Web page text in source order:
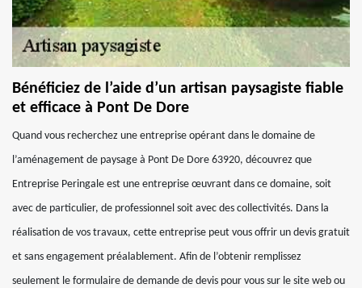
Bénéficiez de l’aide d’un artisan paysagiste fiable
et efficace à Pont De Dore
Quand vous recherchez une entreprise opérant dans le domaine de
l’aménagement de paysage à Pont De Dore 63920, découvrez que
Entreprise Peringale est une entreprise œuvrant dans ce domaine, soit
avec de particulier, de professionnel soit avec des collectivités. Dans la
réalisation de vos travaux, cette entreprise peut vous offrir un devis gratuit
et sans engagement préalablement. Afin de l’obtenir remplissez
seulement le formulaire de demande de devis pour vous sur le site web ou